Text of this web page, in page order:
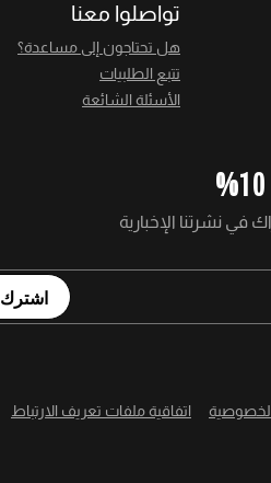
تواصلوا معنا
هل تحتاجون إلى مساعدة؟
تتبع الطلبيات
الأسئلة الشائعة
اشترك
اتفاقية ملفات تعريف الارتباط